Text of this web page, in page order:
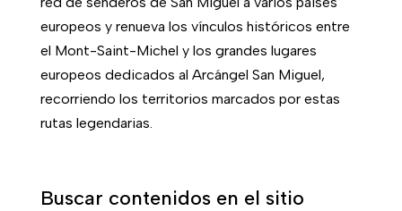
europeos y renueva los vínculos históricos entre
el Mont-Saint-Michel y los grandes lugares
europeos dedicados al Arcángel San Miguel,
recorriendo los territorios marcados por estas
rutas legendarias.
Buscar contenidos en el sitio